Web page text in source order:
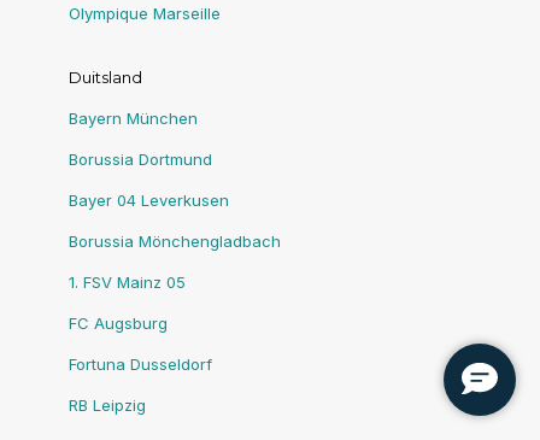
Olympique Marseille
Duitsland
Bayern München
Borussia Dortmund
Bayer 04 Leverkusen
Borussia Mönchengladbach
1. FSV Mainz 05
FC Augsburg
Fortuna Dusseldorf
RB Leipzig